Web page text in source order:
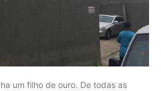
um filho de ouro. De todas as